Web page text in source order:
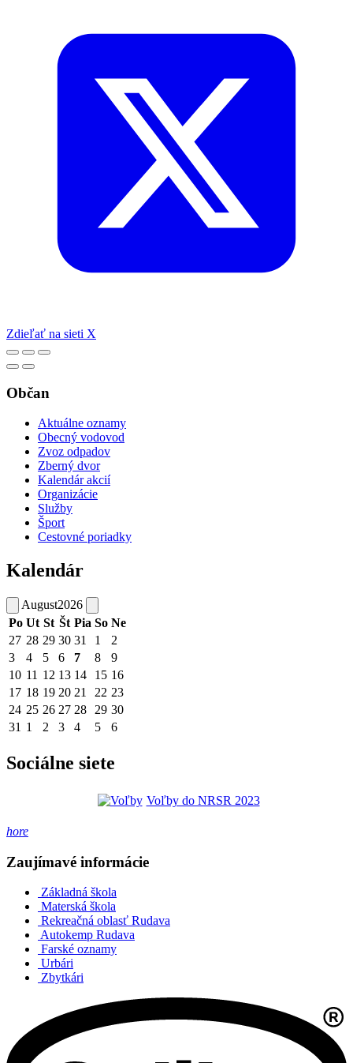
Zdieľať na sieti X
Občan
Aktuálne oznamy
Obecný vodovod
Zvoz odpadov
Zberný dvor
Kalendár akcií
Organizácie
Služby
Šport
Cestovné poriadky
Kalendár
August2026
Po Ut St Št Pia So Ne
27 28 29 30 31 1
2
3
4 5 6 7 8
9
10 11 12 13 14 15 16
17 18 19 20 21 22 23
24 25 26 27 28 29 30
31 1 2 3 4 5 6
Sociálne siete
Voľby do NRSR 2023
hore
Zaujímavé informácie
Základná škola
Materská škola
Rekreačná oblasť Rudava
Autokemp Rudava
Farské oznamy
Urbári
Zbytkári